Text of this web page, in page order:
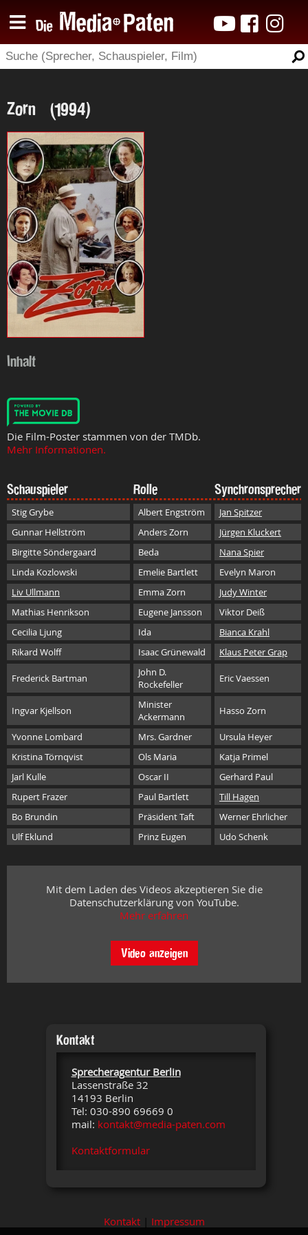
Zorn (1994)
Inhalt
Die Film-Poster stammen von der TMDb.
Mehr Informationen.
Schauspieler Rolle Synchronsprecher
Stig Grybe Albert Engström
Jan Spitzer
Gunnar Hellström
Anders Zorn
Jürgen Kluckert
Birgitte Söndergaard
Beda
Nana Spier
Linda Kozlowski
Emelie Bartlett
Evelyn Maron
Liv Ullmann
Emma Zorn
Judy Winter
Mathias Henrikson
Eugene Jansson
Viktor Deiß
Cecilia Ljung
Ida
Bianca Krahl
Rikard Wolff
Isaac Grünewald Klaus Peter Grap
Frederick Bartman
John D.
Rockefeller
Eric Vaessen
Ingvar Kjellson
Minister
Ackermann
Hasso Zorn
Yvonne Lombard Mrs. Gardner
Ursula Heyer
Kristina Törnqvist
Ols Maria
Katja Primel
Jarl Kulle
Oscar II
Gerhard Paul
Rupert Frazer
Paul Bartlett
Till Hagen
Bo Brundin
Präsident Taft
Werner Ehrlicher
Ulf Eklund
Prinz Eugen Udo Schenk
Mit dem Laden des Videos akzeptieren Sie die
Datenschutzerklärung von YouTube.
Mehr erfahren
Video anzeigen
Kontakt
Sprecheragentur Berlin
Lassenstraße 32
14193 Berlin
Tel: 030-890 69669 0
mail: kontakt@media-paten.com
Kontaktformular
Kontakt| Impressum